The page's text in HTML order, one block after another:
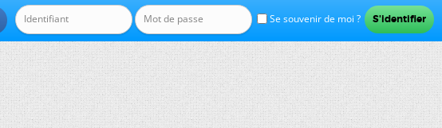
Se souvenir de moi ?